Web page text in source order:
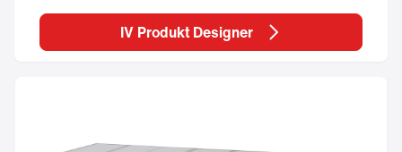
IV Produkt Designer